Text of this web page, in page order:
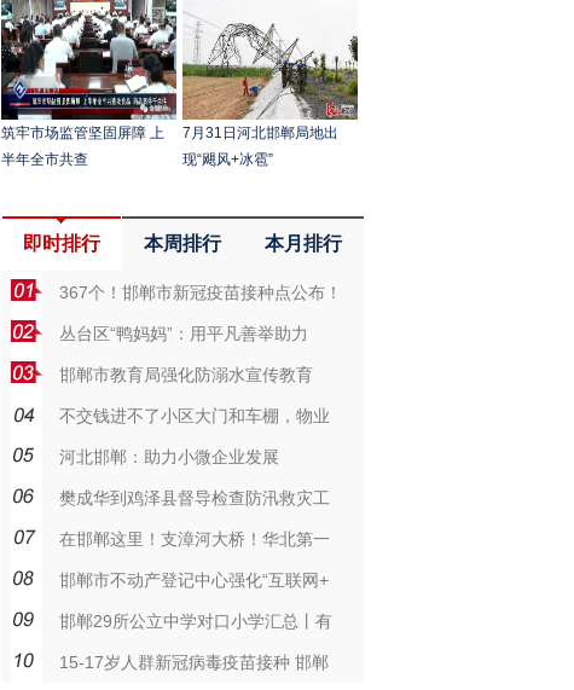
筑牢市场监管坚固屏障 上
半年全市共查
7月31日河北邯郸局地出
现“飓风+冰雹”
即时排行 本周排行 本月排行
367个！邯郸市新冠疫苗接种点公布！
丛台区“鸭妈妈”：用平凡善举助力
邯郸市教育局强化防溺水宣传教育
不交钱进不了小区大门和车棚，物业
河北邯郸：助力小微企业发展
樊成华到鸡泽县督导检查防汛救灾工
在邯郸这里！支漳河大桥！华北第一
邯郸市不动产登记中心强化“互联网+
邯郸29所公立中学对口小学汇总丨有
15-17岁人群新冠病毒疫苗接种 邯郸